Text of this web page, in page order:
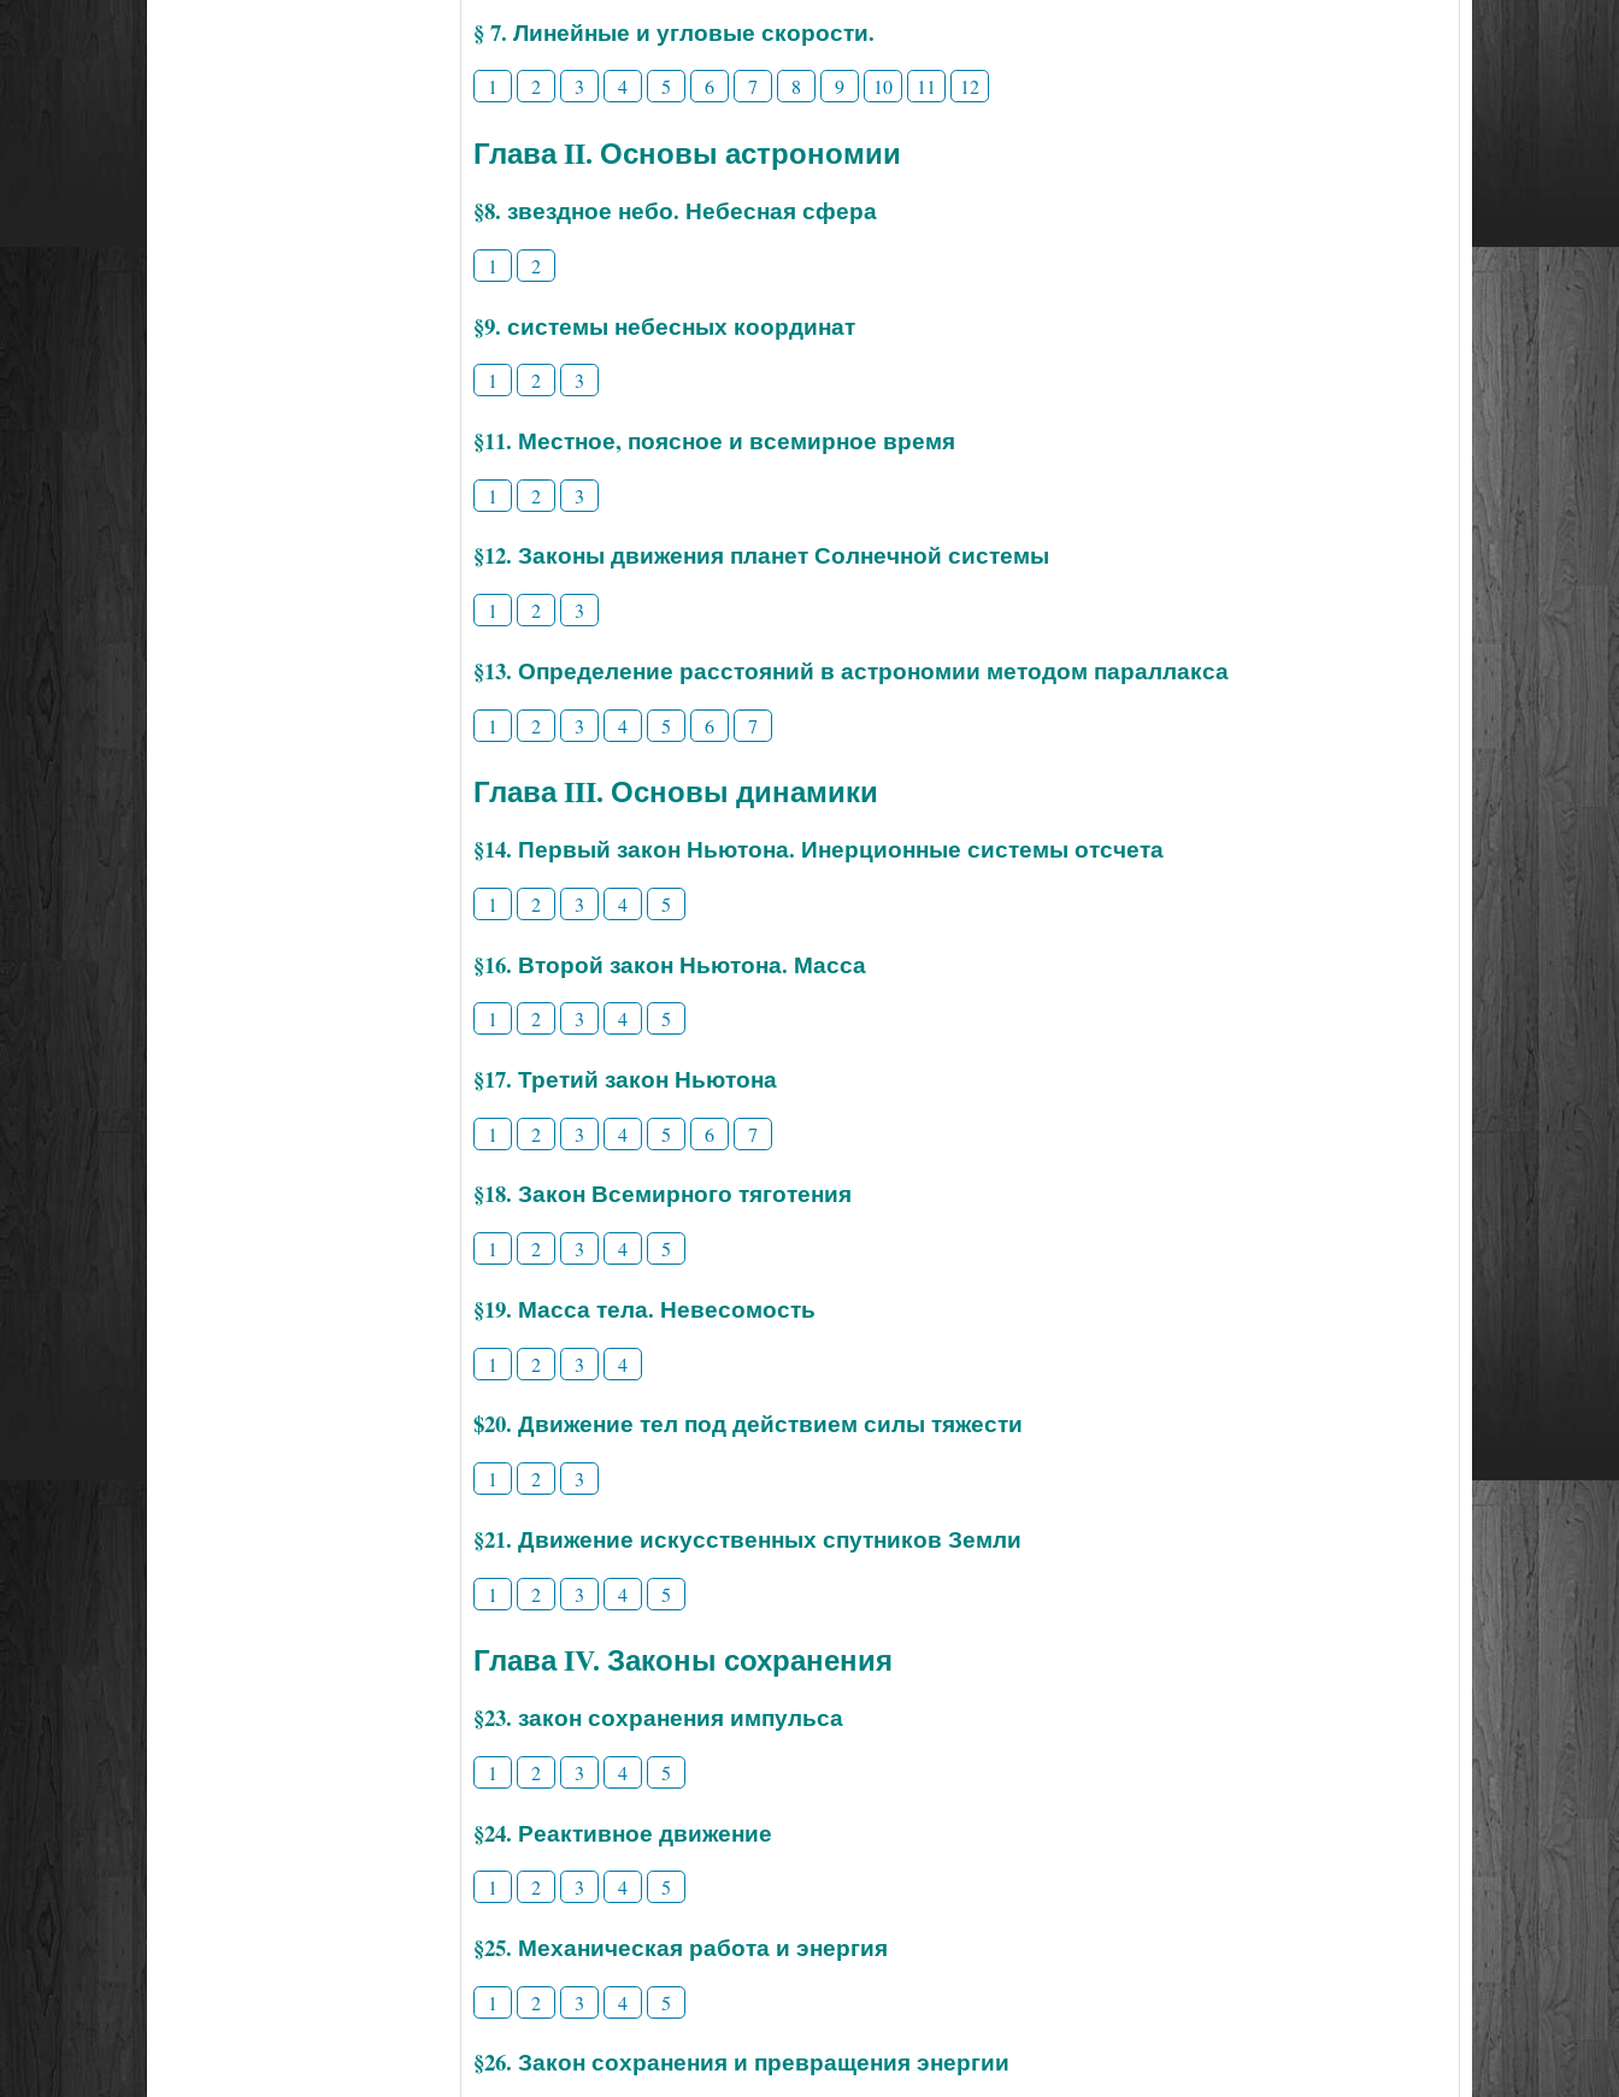
§ 7. Линейные и угловые скорости.
1 2 3 4 5 6 7 8 9 10 11 12
Глава II. Основы астрономии
§8. звездное небо. Небесная сфера
1 2
§9. системы небесных координат
1 2 3
§11. Местное, поясное и всемирное время
1 2 3
§12. Законы движения планет Солнечной системы
1 2 3
§13. Определение расстояний в астрономии методом параллакса
1 2 3 4 5 6 7
Глава III. Основы динамики
§14. Первый закон Ньютона. Инерционные системы отсчета
1 2 3 4 5
§16. Второй закон Ньютона. Масса
1 2 3 4 5
§17. Третий закон Ньютона
1 2 3 4 5 6 7
§18. Закон Всемирного тяготения
1 2 3 4 5
§19. Масса тела. Невесомость
1 2 3 4
$20. Движение тел под действием силы тяжести
1 2 3
§21. Движение искусственных спутников Земли
1 2 3 4 5
Глава IV. Законы сохранения
§23. закон сохранения импульса
1 2 3 4 5
§24. Реактивное движение
1 2 3 4 5
§25. Механическая работа и энергия
1 2 3 4 5
§26. Закон сохранения и превращения энергии